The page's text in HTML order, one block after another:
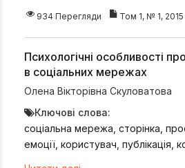
934 Перегляди Том 1, № 1, 2015
Психологічні особливості
в соціальних мережах
Олена Вікторівна Скуловатова
Ключові слова:
соціальна мережа, сторінка,
емоції, користувач, публікація,